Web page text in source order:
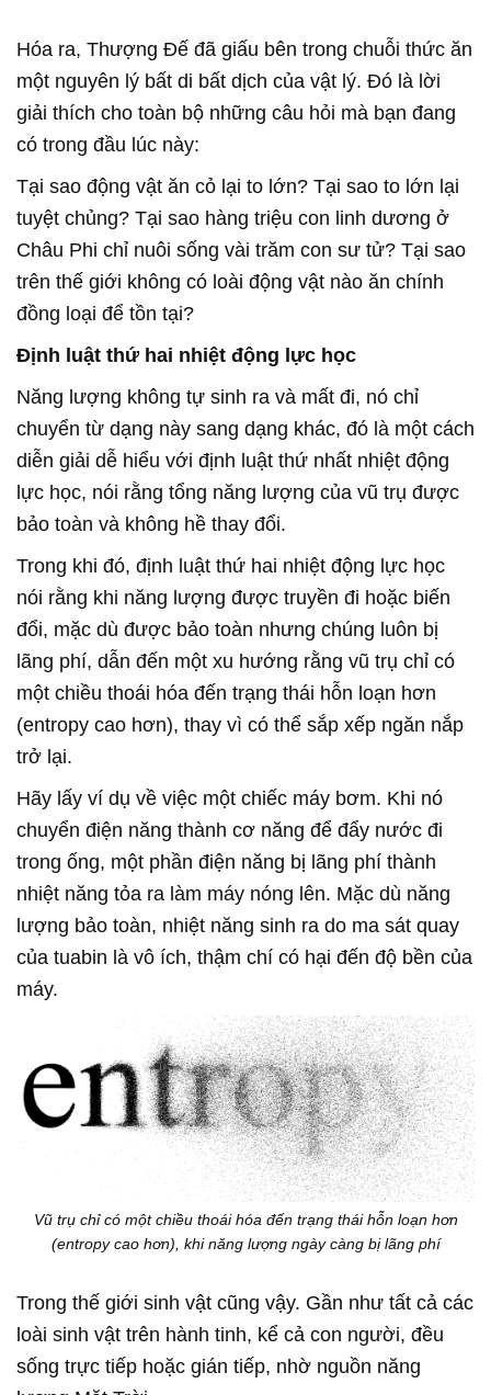
Hóa ra, Thượng Đế đã giấu bên trong chuỗi thức ăn
một nguyên lý bất di bất dịch của vật lý. Đó là lời
giải thích cho toàn bộ những câu hỏi mà bạn đang
có trong đầu lúc này:
Tại sao động vật ăn cỏ lại to lớn? Tại sao to lớn lại
tuyệt chủng? Tại sao hàng triệu con linh dương ở
Châu Phi chỉ nuôi sống vài trăm con sư tử? Tại sao
trên thế giới không có loài động vật nào ăn chính
đồng loại để tồn tại?
Định luật thứ hai nhiệt động lực học
Năng lượng không tự sinh ra và mất đi, nó chỉ
chuyển từ dạng này sang dạng khác, đó là một cách
diễn giải dễ hiểu với định luật thứ nhất nhiệt động
lực học, nói rằng tổng năng lượng của vũ trụ được
bảo toàn và không hề thay đổi.
Trong khi đó, định luật thứ hai nhiệt động lực học
nói rằng khi năng lượng được truyền đi hoặc biến
đổi, mặc dù được bảo toàn nhưng chúng luôn bị
lãng phí, dẫn đến một xu hướng rằng vũ trụ chỉ có
một chiều thoái hóa đến trạng thái hỗn loạn hơn
(entropy cao hơn), thay vì có thể sắp xếp ngăn nắp
trở lại.
Hãy lấy ví dụ về việc một chiếc máy bơm. Khi nó
chuyển điện năng thành cơ năng để đẩy nước đi
trong ống, một phần điện năng bị lãng phí thành
nhiệt năng tỏa ra làm máy nóng lên. Mặc dù năng
lượng bảo toàn, nhiệt năng sinh ra do ma sát quay
của tuabin là vô ích, thậm chí có hại đến độ bền của
máy.
Vũ trụ chỉ có một chiều thoái hóa đến trạng thái hỗn loạn hơn
(entropy cao hơn), khi năng lượng ngày càng bị lãng phí
Trong thế giới sinh vật cũng vậy. Gần như tất cả các
loài sinh vật trên hành tinh, kể cả con người, đều
sống trực tiếp hoặc gián tiếp, nhờ nguồn năng